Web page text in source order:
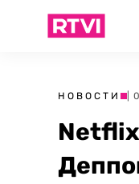
НОВОСТИ |